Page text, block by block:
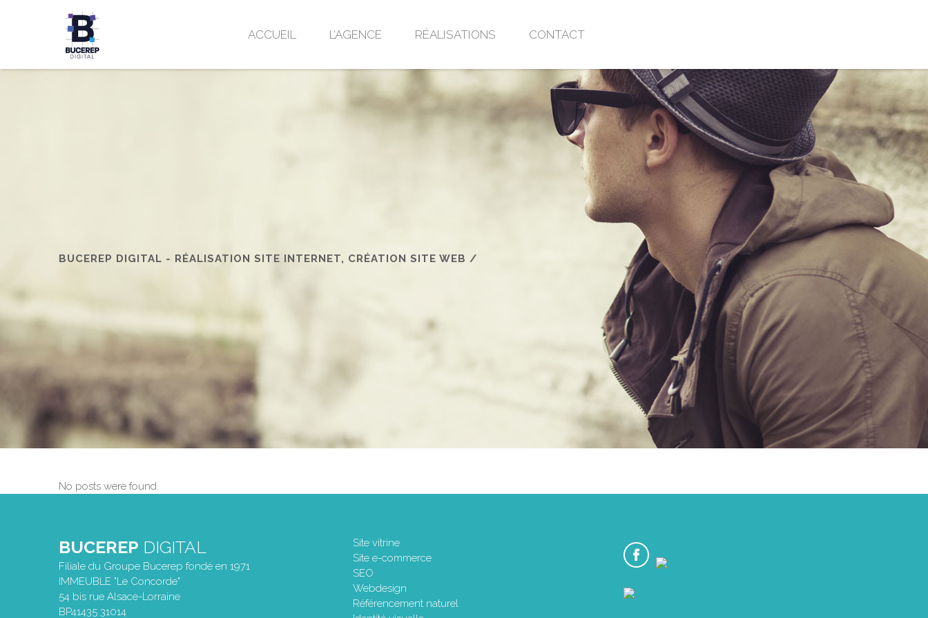
ACCUEIL L’AGENCE RÉALISATIONS CONTACT
BUCEREP DIGITAL - RÉALISATION SITE INTERNET, CRÉATION SITE WEB /
No posts were found.
BUCEREP DIGITAL
Filiale du Groupe Bucerep fondé en 1971
IMMEUBLE "Le Concorde"
54 bis rue Alsace-Lorraine
BP41435 31014
Site vitrine
Site e-commerce
SEO
Webdesign
Référencement naturel